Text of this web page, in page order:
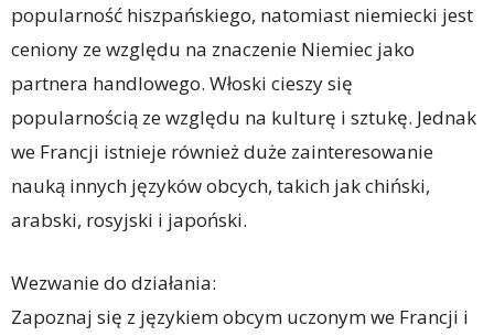
popularność hiszpańskiego, natomiast niemiecki jest
ceniony ze względu na znaczenie Niemiec jako
partnera handlowego. Włoski cieszy się
popularnością ze względu na kulturę i sztukę. Jednak
we Francji istnieje również duże zainteresowanie
nauką innych języków obcych, takich jak chiński,
arabski, rosyjski i japoński.
Wezwanie do działania:
Zapoznaj się z językiem obcym uczonym we Francji i